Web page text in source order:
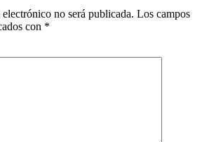
no será publicada. Los campos
con *